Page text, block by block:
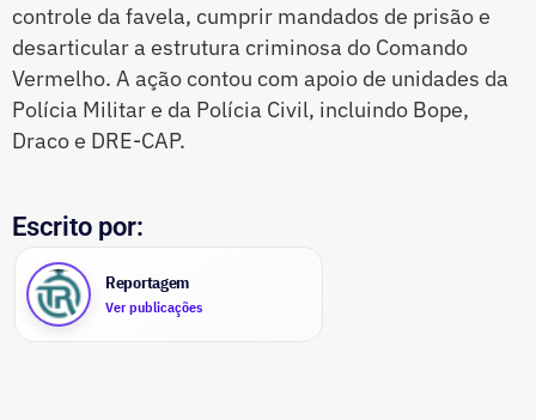
controle da favela, cumprir mandados de prisão e
desarticular a estrutura criminosa do Comando
Vermelho. A ação contou com apoio de unidades da
Polícia Militar e da Polícia Civil, incluindo Bope,
Draco e DRE-CAP.
Escrito por:
Reportagem
Ver publicações